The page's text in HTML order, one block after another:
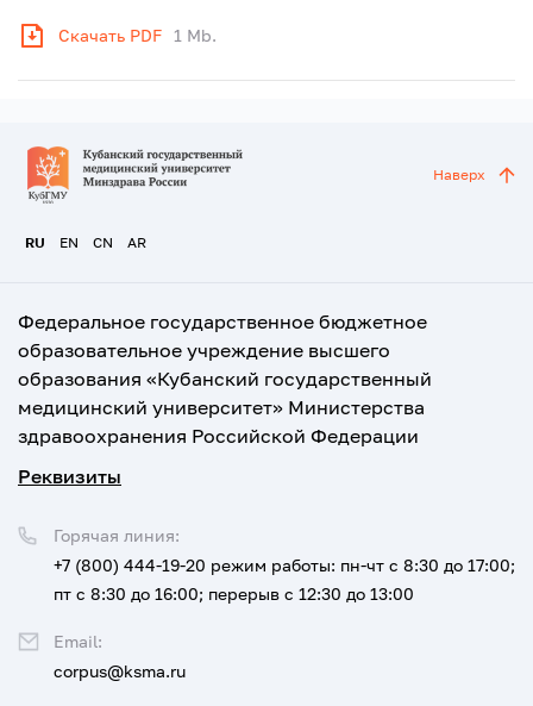
Скачать PDF 1 Mb.
RU EN CN AR
Наверх
Федеральное государственное бюджетное
образовательное учреждение высшего
образования «Кубанский государственный
медицинский университет» Министерства
здравоохранения Российской Федерации
Реквизиты
Горячая линия:
+7 (800) 444-19-20 режим работы: пн-чт с 8:30 до 17:00;
пт с 8:30 до 16:00; перерыв с 12:30 до 13:00
Email:
corpus@ksma.ru